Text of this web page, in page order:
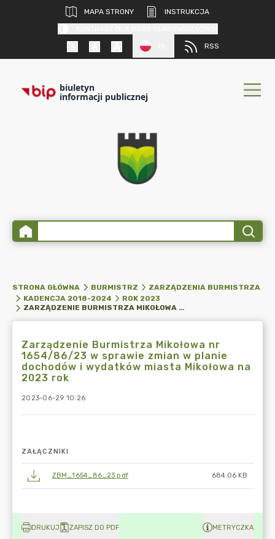
MAPA STRONY
INSTRUKCJA
RSS
biuletyn
informacji publicznej
STRONA GŁÓWNA BURMISTRZ
ZARZĄDZENIA BURMISTRZA
KADENCJA 2018-2024
ROK 2023
ZARZĄDZENIE BURMISTRZA MIKOŁOWA NR 1654/86/23 W SPRAWIE ZMIAN W PLANIE DOCHODÓW I WYDATKÓW MIASTA MIKOŁOWA NA 2023 ROK
Zarządzenie Burmistrza Mikołowa nr
1654/86/23 w sprawie zmian w planie
dochodów i wydatków miasta Mikołowa na
2023 rok
2023-06-29 10:26
ZAŁĄCZNIKI
ZBM_1654_86_23.pdf 684.06 KB
DRUKUJ ZAPISZ DO PDF METRYCZKA